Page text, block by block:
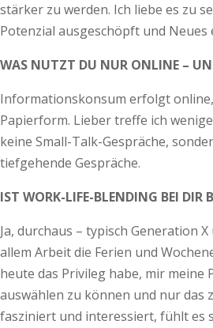
stärker zu werden. Ich liebe es zu
Potenzial ausgeschöpft und Neues
WAS NUTZT DU NUR ONLINE –
Informationskonsum erfolgt
Papierform. Lieber treffe ich
keine Small-Talk-Gespräche,
tiefgehende Gespräche.
IST WORK-LIFE-BLENDING BEI DIR
Ja, durchaus – typisch Generation
allem Arbeit die Ferien und
heute das Privileg habe, mir meine
auswählen zu können und nur das
fasziniert und interessiert, fühlt es